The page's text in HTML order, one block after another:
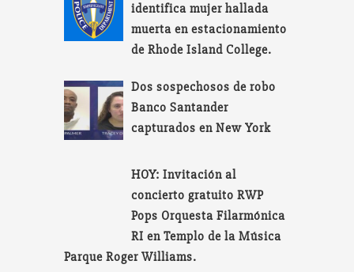
identifica mujer hallada
muerta en estacionamiento
de Rhode Island College.
Dos sospechosos de robo
Banco Santander
capturados en New York
HOY: Invitación al
concierto gratuito RWP
Pops Orquesta Filarmónica
RI en Templo de la Música
Parque Roger Williams.